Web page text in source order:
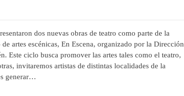
dos nuevas obras de teatro como parte de la
artes escénicas, En Escena, organizado por la Dirección
Este ciclo busca promover las artes tales como el teatro,
invitaremos artistas de distintas localidades de la
generar…